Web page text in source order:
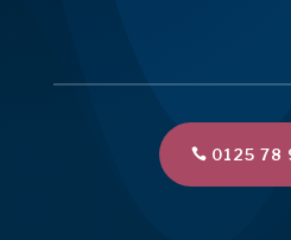
0125 78